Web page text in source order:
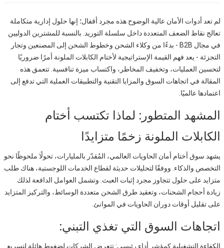
لم تعد أدوات الأمان عالية الوضوح هذه مجرد أقفال؛ إنها حلول إدارية متكاملة
تعالج نقاط الضعف المتعددة داخل سلسلة التوريد. بالنسبة للمشترين الدوليين
في مجال B2B - بدءًا من وكلاء الشحن وخطوط الشحن إلى المصنعين وتجار
التجزئة - يعد فهم القيمة الإستراتيجية لأختام الكابلات الملونة أمرًا ضروريًا
لتحسين العمليات، وتخفيف المخاطر، واكتساب ميزة تنافسية. تتعمق هذه
المقالة في اتجاهات السوق والمزايا التقنية والتطبيقات العملية التي تدفع إلى
اعتمادها عالميًا.
المشهد المتطور: لماذا تكتسب أختام
الكابلات الملونة زخمًا متزايدًا
يشهد سوق أختام أمان الحاويات العالمي، المُقدّر بالمليارات، تحولًا ملحوظًا نحو
التخصص والذكاء. ووفقًا لتحليلات حديثة لقطاع الخدمات اللوجستية، هناك طلب
متزايد على حلول تتجاوز مجرد إثبات العبث. وتشمل العوامل الدافعة لذلك
زيادة أحجام الشحنات، وتعقيد طرق الشحن متعددة الوسائط، والتركيز المتزايد
على تقليل أوقات دوران الحاويات في الموانئ.
اتجاهات السوق التي تغذي التبني:
الكفاءة التشغيلية كمؤشر أداء رئيسي: تتعرض الشركات لضغوط هائلة لتسريع